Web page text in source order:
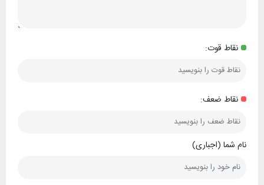
نقاط قوت:
نقاط ضعف:
نام شما (اجباری)